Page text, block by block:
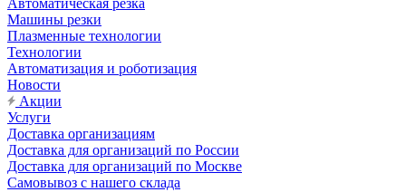
Автоматическая резка
Машины резки
Плазменные технологии
Технологии
Автоматизация и роботизация
Новости
Акции
Услуги
Доставка организациям
Доставка для организаций по России
Доставка для организаций по Москве
Самовывоз с нашего склада